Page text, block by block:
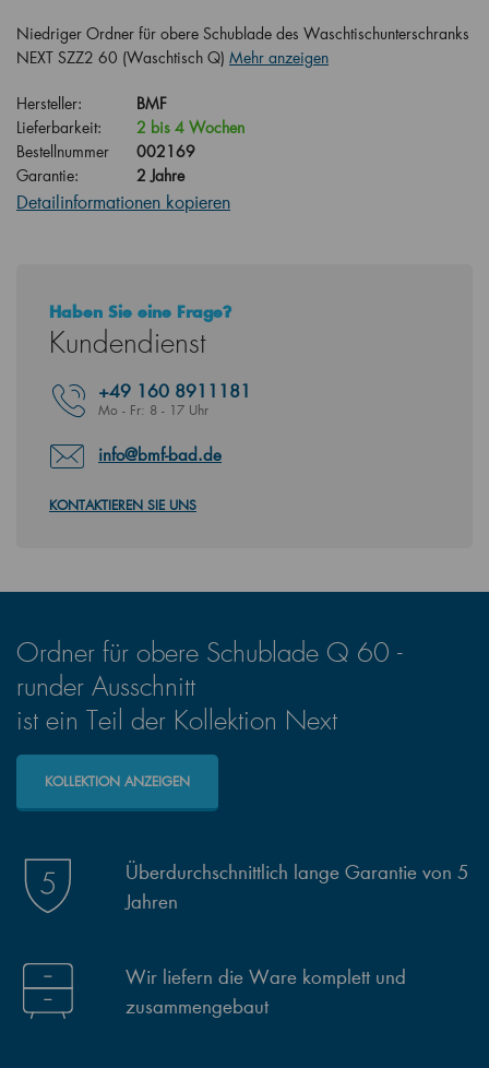
Niedriger Ordner für obere Schublade des Waschtischunterschranks
NEXT SZZ2 60 (Waschtisch Q) Mehr anzeigen
Hersteller:
BMF
Lieferbarkeit:
2 bis 4 Wochen
Bestellnummer
002169
Garantie:
2 Jahre
Detailinformationen kopieren
Haben Sie eine Frage?
Kundendienst
+49 160 8911181
Mo - Fr: 8 - 17 Uhr
info@bmf-bad.de
KONTAKTIEREN SIE UNS
Ordner für obere Schublade Q 60 -
runder Ausschnitt
ist ein Teil der Kollektion Next
KOLLEKTION ANZEIGEN
Überdurchschnittlich lange Garantie von 5
Jahren
Wir liefern die Ware komplett und
zusammengebaut